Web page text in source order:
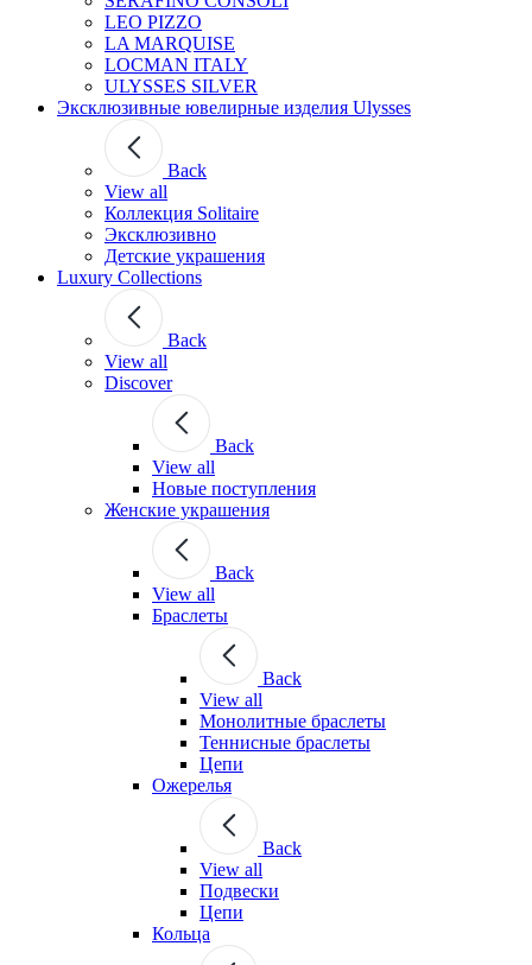
LEO PIZZO
LA MARQUISE
LOCMAN ITALY
ULYSSES SILVER
Эксклюзивные ювелирные изделия Ulysses
Back
View all
Коллекция Solitaire
Эксклюзивно
Детские украшения
Luxury Collections
Back
View all
Discover
Back
View all
Новые поступления
Женские украшения
Back
View all
Браслеты
Back
View all
Монолитные браслеты
Теннисные браслеты
Цепи
Ожерелья
Back
View all
Подвески
Цепи
Кольца